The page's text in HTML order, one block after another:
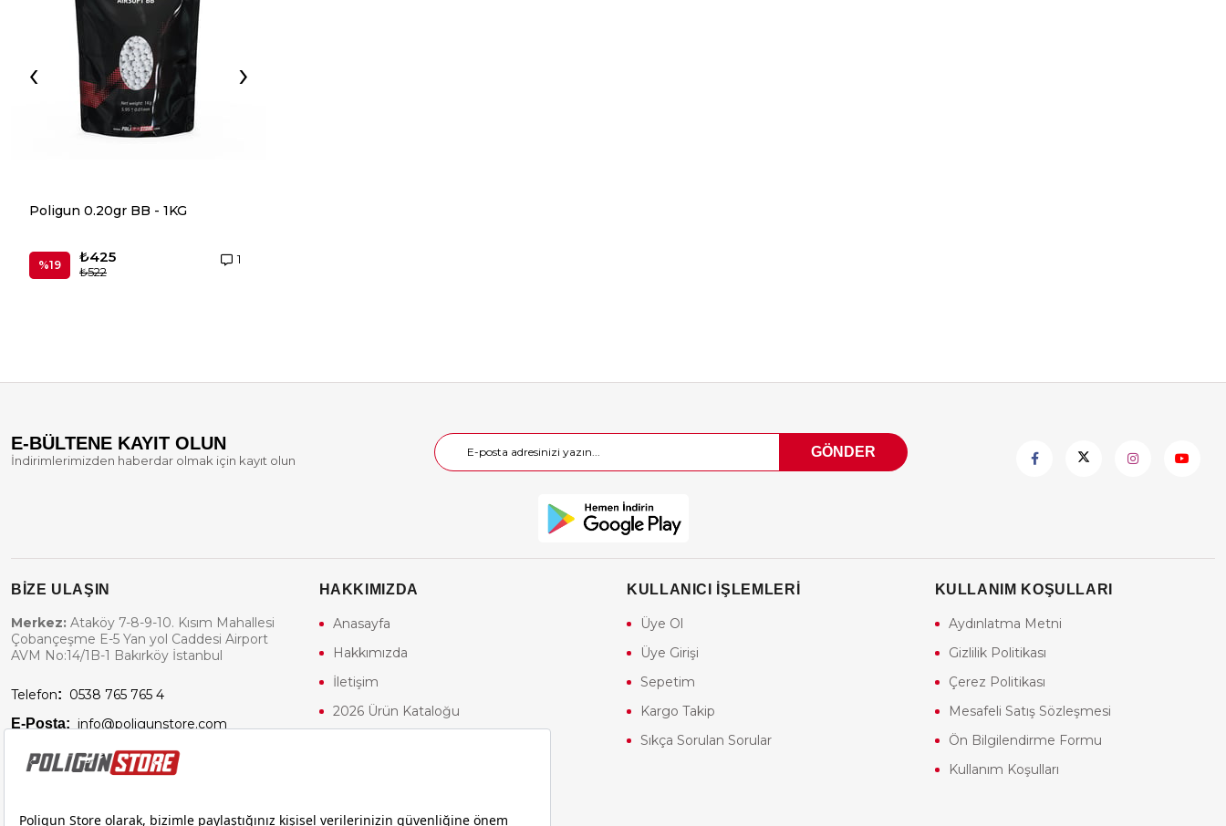
Poligun 0.20gr BB - 1KG
1
%19 ₺425
₺522
‹ ›
E-BÜLTENE KAYIT OLUN
İndirimlerimizden haberdar olmak için kayıt olun
GÖNDER
BİZE ULAŞIN
Merkez: Ataköy 7-8-9-10. Kısım Mahallesi
Çobançeşme E-5 Yan yol Caddesi Airport
AVM No:14/1B-1 Bakırköy İstanbul
Telefon: 0538 765 765 4
E-Posta: info@poligunstore.com
HAKKIMIZDA
Anasayfa
Hakkımızda
İletişim
2026 Ürün Kataloğu
KULLANICI İŞLEMLERİ
Üye Ol
Üye Girişi
Sepetim
Kargo Takip
Sıkça Sorulan Sorular
KULLANIM KOŞULLARI
Aydınlatma Metni
Gizlilik Politikası
Çerez Politikası
Mesafeli Satış Sözleşmesi
Ön Bilgilendirme Formu
Kullanım Koşulları